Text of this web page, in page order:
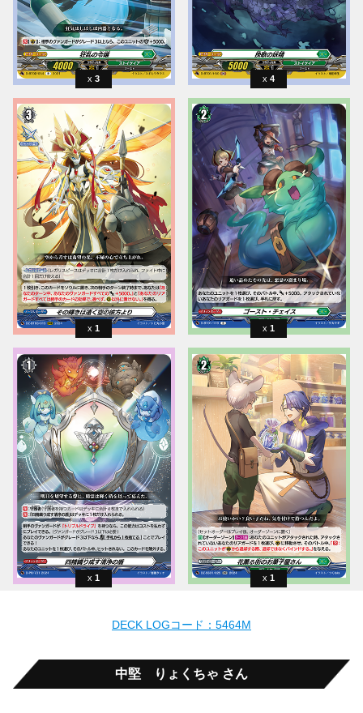
3 4
1 1
1 1
DECK LOGコード：5464M
中堅 りょくちゃ さん